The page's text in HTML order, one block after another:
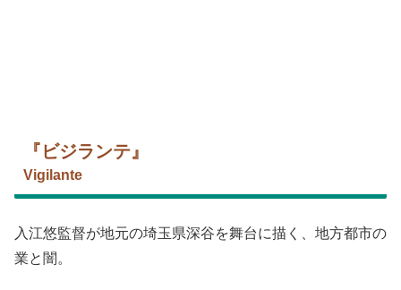
『ビジランテ』
Vigilante
入江悠監督が地元の埼玉県深谷を舞台に描く、地方都市の
業と闇。